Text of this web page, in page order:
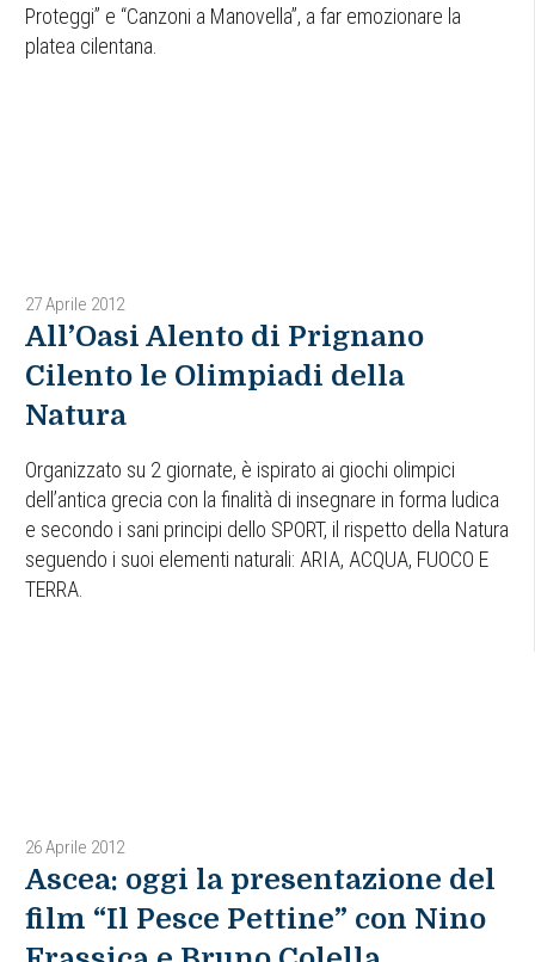
Proteggi” e “Canzoni a Manovella”, a far emozionare la
platea cilentana.
27 Aprile 2012
All’Oasi Alento di Prignano
Cilento le Olimpiadi della
Natura
Organizzato su 2 giornate, è ispirato ai giochi olimpici
dell’antica grecia con la finalità di insegnare in forma ludica
e secondo i sani principi dello SPORT, il rispetto della Natura
seguendo i suoi elementi naturali: ARIA, ACQUA, FUOCO E
TERRA.
26 Aprile 2012
Ascea: oggi la presentazione del
film “Il Pesce Pettine” con Nino